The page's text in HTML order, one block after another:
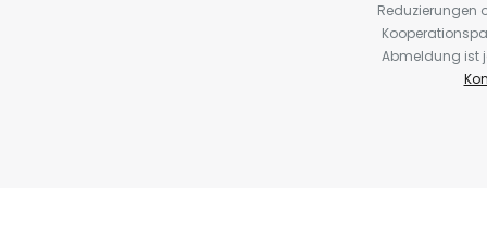
Reduzierungen
Abmeldung ist